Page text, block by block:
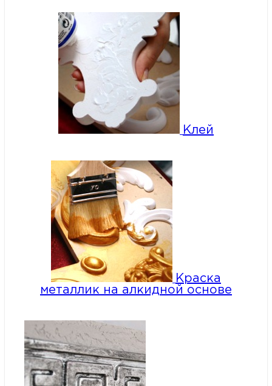
Клей
Краска
металлик на алкидной основе